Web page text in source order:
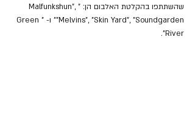
שהשתתפו בהקלטת האלבום הן: "Malfunkshun",
"Melvins", "Skin Yard", "Soundgarden" ו- "Green
River".